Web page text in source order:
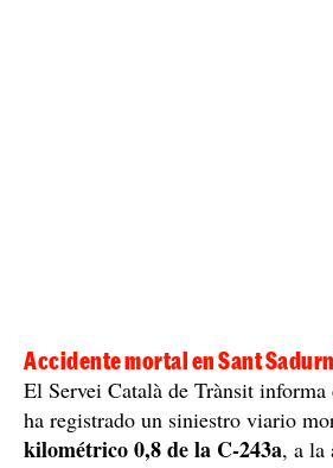
Accidente mortal en Sant
El Servei Català de Trànsit informa
ha registrado un siniestro viario
kilométrico 0,8 de la C-243a, a la